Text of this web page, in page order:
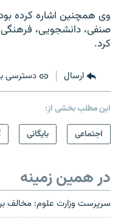
وی همچنین اشاره کرده
صنفی، دانشجویی،
کرد.
ارسال دسترسی
این مطلب بخشی از:
اجتماعی
بایگانی
در همین زمینه
سرپرست وزارت علوم: مخالف